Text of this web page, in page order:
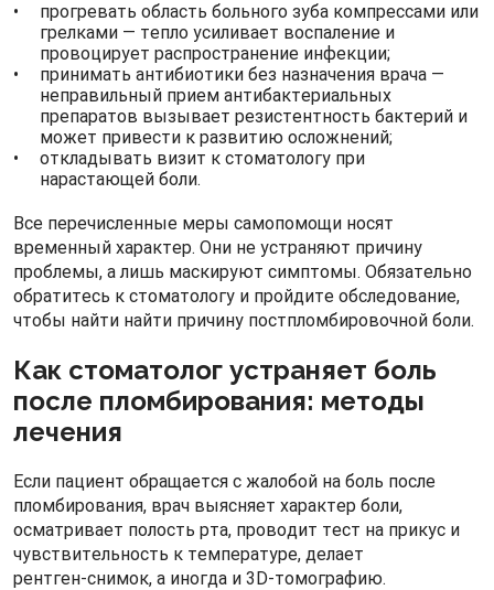
прогревать область больного зуба компрессами или
грелками — тепло усиливает воспаление и
провоцирует распространение инфекции;
принимать антибиотики без назначения врача —
неправильный прием антибактериальных
препаратов вызывает резистентность бактерий и
может привести к развитию осложнений;
откладывать визит к стоматологу при
нарастающей боли.
Все перечисленные меры самопомощи носят
временный характер. Они не устраняют причину
проблемы, а лишь маскируют симптомы. Обязательно
обратитесь к стоматологу и пройдите обследование,
чтобы найти найти причину постпломбировочной боли.
Как стоматолог устраняет боль
после пломбирования: методы
лечения
Если пациент обращается с жалобой на боль после
пломбирования, врач выясняет характер боли,
осматривает полость рта, проводит тест на прикус и
чувствительность к температуре, делает
рентген‑снимок, а иногда и 3D‑томографию.